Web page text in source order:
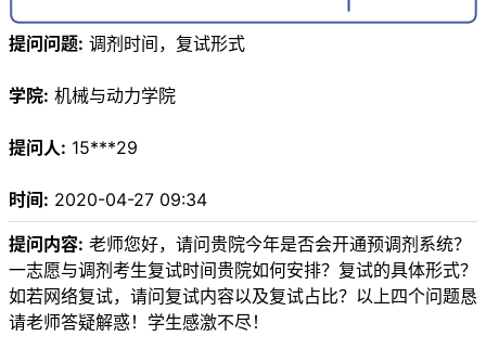
提问问题: 调剂时间，复试形式
学院: 机械与动力学院
提问人: 15***29
时间: 2020-04-27 09:34
提问内容: 老师您好，请问贵院今年是否会开通预调剂系统？
一志愿与调剂考生复试时间贵院如何安排？复试的具体形式？
如若网络复试，请问复试内容以及复试占比？以上四个问题恳
请老师答疑解惑！学生感激不尽！